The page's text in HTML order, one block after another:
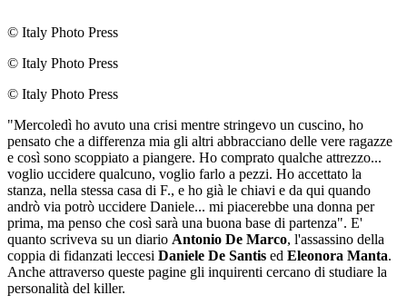
© Italy Photo Press
© Italy Photo Press
© Italy Photo Press
"Mercoledì ho avuto una crisi mentre stringevo un cuscino, ho
pensato che a differenza mia gli altri abbracciano delle vere ragazze
e così sono scoppiato a piangere. Ho comprato qualche attrezzo...
voglio uccidere qualcuno, voglio farlo a pezzi. Ho accettato la
stanza, nella stessa casa di F., e ho già le chiavi e da qui quando
andrò via potrò uccidere Daniele... mi piacerebbe una donna per
prima, ma penso che così sarà una buona base di partenza". E'
quanto scriveva su un diario Antonio De Marco, l'assassino della
coppia di fidanzati leccesi Daniele De Santis ed Eleonora Manta.
Anche attraverso queste pagine gli inquirenti cercano di studiare la
personalità del killer.